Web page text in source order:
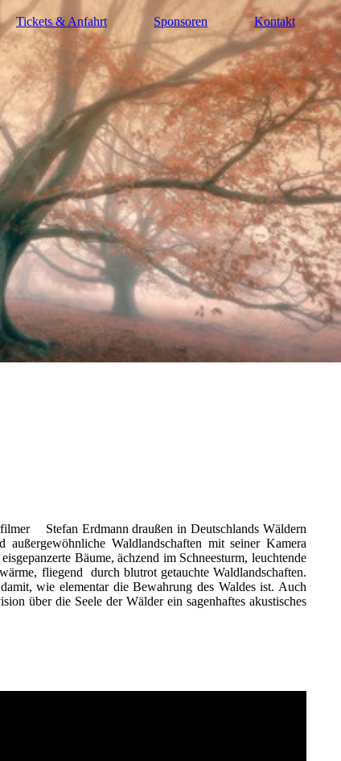
Tickets & Anfahrt Sponsoren Kontakt
Stefan Erdmann draußen in Deutschlands Wäldern
Waldlandschaften mit seiner Kamera
Bäume, ächzend im Schneesturm, leuchtende
fliegend durch blutrot getauchte Waldlandschaften.
wie elementar die Bewahrung des Waldes ist. Auch
über die Seele der Wälder ein sagenhaftes akustisches